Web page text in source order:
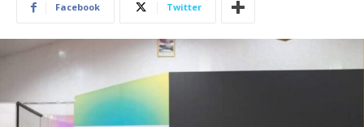
Facebook Twitter